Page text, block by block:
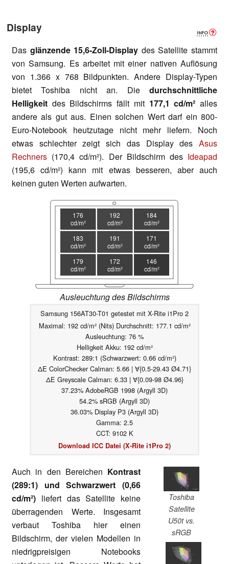
Display
Das glänzende 15,6-Zoll-Display des Satellite stammt
von Samsung. Es arbeitet mit einer nativen Auflösung
von 1.366 x 768 Bildpunkten. Andere Display-Typen
bietet Toshiba nicht an. Die durchschnittliche
Helligkeit des Bildschirms fällt mit 177,1 cd/m² alles
andere als gut aus. Einen solchen Wert darf ein 800-
Euro-Notebook heutzutage nicht mehr liefern. Noch
etwas schlechter zeigt sich das Display des Asus
Rechners (170,4 cd/m²). Der Bildschirm des Ideapad
(195,6 cd/m²) kann mit etwas besseren, aber auch
keinen guten Werten aufwarten.
176
cd/m²
192
cd/m²
184
cd/m²
183
cd/m²
191
cd/m²
171
cd/m²
179
cd/m²
172
cd/m²
146
cd/m²
Ausleuchtung des Bildschirms
Samsung 156AT30-T01 getestet mit X-Rite i1Pro 2
Maximal: 192 cd/m² (Nits) Durchschnitt: 177.1 cd/m²
Ausleuchtung: 76 %
Helligkeit Akku: 192 cd/m²
Kontrast: 289:1 (Schwarzwert: 0.66 cd/m²)
ΔE ColorChecker Calman: 5.66 | ∀{0.5-29.43 Ø4.71}
ΔE Greyscale Calman: 6.33 | ∀{0.09-98 Ø4.96}
37.23% AdobeRGB 1998 (Argyll 3D)
54.2% sRGB (Argyll 3D)
36.03% Display P3 (Argyll 3D)
Gamma: 2.5
CCT: 9102 K
Download ICC Datei (X-Rite i1Pro 2)
Toshiba
Satellite
U50t vs.
sRGB
Auch in den Bereichen Kontrast
(289:1) und Schwarzwert (0,66
cd/m²) liefert das Satellite keine
überragenden Werte. Insgesamt
verbaut Toshiba hier einen
Bildschirm, der vielen Modellen in
niedrigpreisigen Notebooks